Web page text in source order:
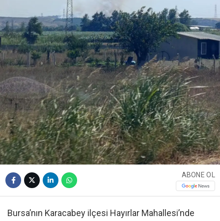
ABONE OL
Bursa’nın Karacabey ilçesi Hayırlar Mahallesi’nde